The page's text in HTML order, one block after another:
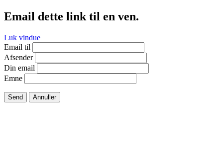
Email dette link til en ven.
Luk vindue
Email til
Afsender
Din email
Emne
Send Annuller